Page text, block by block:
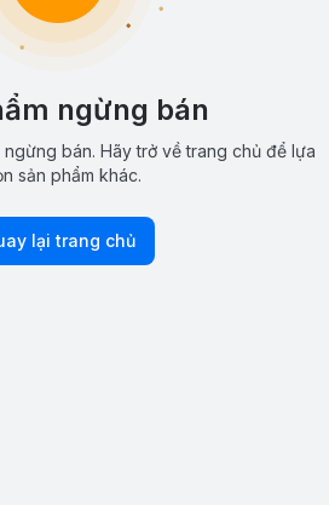
ngừng bán
bán. Hãy trở về trang chủ để lựa
sản phẩm khác.
lại trang chủ